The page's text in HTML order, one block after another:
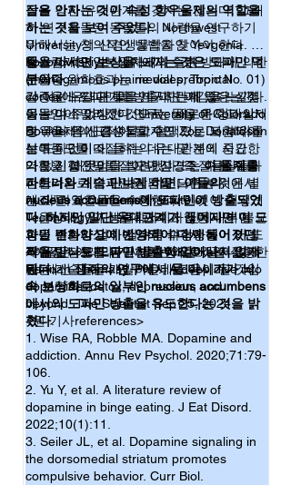
한, 횟수 제한 등), 2. 그 약속을 스스로 지키도
록 체크하면서 성과를 기록해 둡니다. 다른 정
확한 성격의 친구와 함께 체크하는 것도 좋습
니다. 3. 그리고 그에 상응하는 다른 활동을 하
는게 필요합니다. 산책을 하던 책을 읽던 친구
들과 운동을 하는 것도 좋겠죠. 그렇게 4. 스스
로와의 약속을 조금씩 바라는 방향으로 향상
시켜 나가다 보면 나쁜 습관을 고칠 수 있습니
다. 5. 그래도 고치기 힘들다면 다른 전문가의
도움을 받는 것도 한가지 옵션입니다.
개인적으로는 담배를 끊었을 때 한번에 과감
하고 결단력있는 행동을 했던 기억이 납니다.
왜 끊어야하는지에 대한 고민과 확고한 결심
이 결국은 필요합니다.
잠을 안자는 것이 속성 항우울제의 역할을
하는 것을 보여 주었다. Northwest
University의 신경생물학자인 Yevgenia
Kozorovitskiy는 생쥐에서 수면 방해에 의한
우울증 완화효과는 medial prefrontal
cortex에 도파민의 방출과 관계 있다는 것
을 보여 주었다. 이 연구는 새로운 형태의
항우울제의 표적이 될 수도 있는 뇌 부위를
보여준 것이다.
들은 강한 유대관계를 갖지는 않는다. 그래
서 연구자들은 동물들의 사랑을 연구하기
위해서는 창의적인 방법을 찾아야 한다. 다
행스럽게도 일부일처제의 들쥐
(monogamous prairie voles; Topic No. 01)
가 이런 유대관계를 연구하는데 좋은 실험
동물임이 알려졌다. University of Colorado
Boulder의 신경생물학자인 Zoe Donaldson
는 도파민이 이 들쥐의 유대관계에 중요한
역할을 할 것임을 발견했다: 즉,이 들쥐를
파트너와 계속 만나게 하면, 이들의
nucleus accumbens에 도파민이 방출되었
다. 하지만 일단 유대관계가 끊어지면 이 도
파민 변화양상에 반영되어 다시 헤어졌던
짝을 만나도 도파민 방출이 일어나지 않게
된다.
물을 마시면 보상을 느끼는 것은 도파민 덕
분이다.
갈증을 느낄 때 물을 마시면 괘감을 느낀다.
이는 다소 이상한 것으로, 물을 마시고 실제
로 우리 몸에 흡수되고 혈액으로 포함되어
삼투농도를 조절하는 데는 몇 분의 시간차
가 있기 때문이다. “포만감 또는 수분 재충
전이라는 개념과 보상감을 느끼는 것은 별
개죠.”라고 California Institute of
Technology의 생물학자이자 신체내부 불균
형을 감지하고 이에 대한 수정행동이 어떻
게 유발되는지 연구하는 Yuki Oka는 설명한
다. 대신생쥐의 연구에서 물 마시기가 뇌
속 보상회로의 일부인 nucleus accumbens
에서의 도파민 방출을 유도한다는 것을 밝
혔다.
다른 신경전달물질이나 신경조절물질들과
마찬가지로 도파민은 뇌의 다른 부위에서
는 다른 역할들을 수행한다. 이것이 어떻게
마음상태, 인지능력, 그리고 행동에 어떤 영
향을 주는지 알아 갈수록 과학자들이 이 도
파민성 신호를 유익한 방향으로 끌어갈 수
있는 기술들을 개발하는데 도움이 될 것임
이 분명하다.
<이글은 아래의 기사를 번역한 것입니다.>
Hannah Thomasy, PhD., A deep dive into
dopamine: detox, depression, and
beyond. The Scientist Sep 25, 2024.
<원 기사references>
1. Wise RA, Robble MA. Dopamine and
addiction. Annu Rev Psychol. 2020;71:79-
106.
2. Yu Y, et al. A literature review of
dopamine in binge eating. J Eat Disord.
2022;10(1):11.
3. Seiler JL, et al. Dopamine signaling in
the dorsomedial striatum promotes
compulsive behavior. Curr Biol.